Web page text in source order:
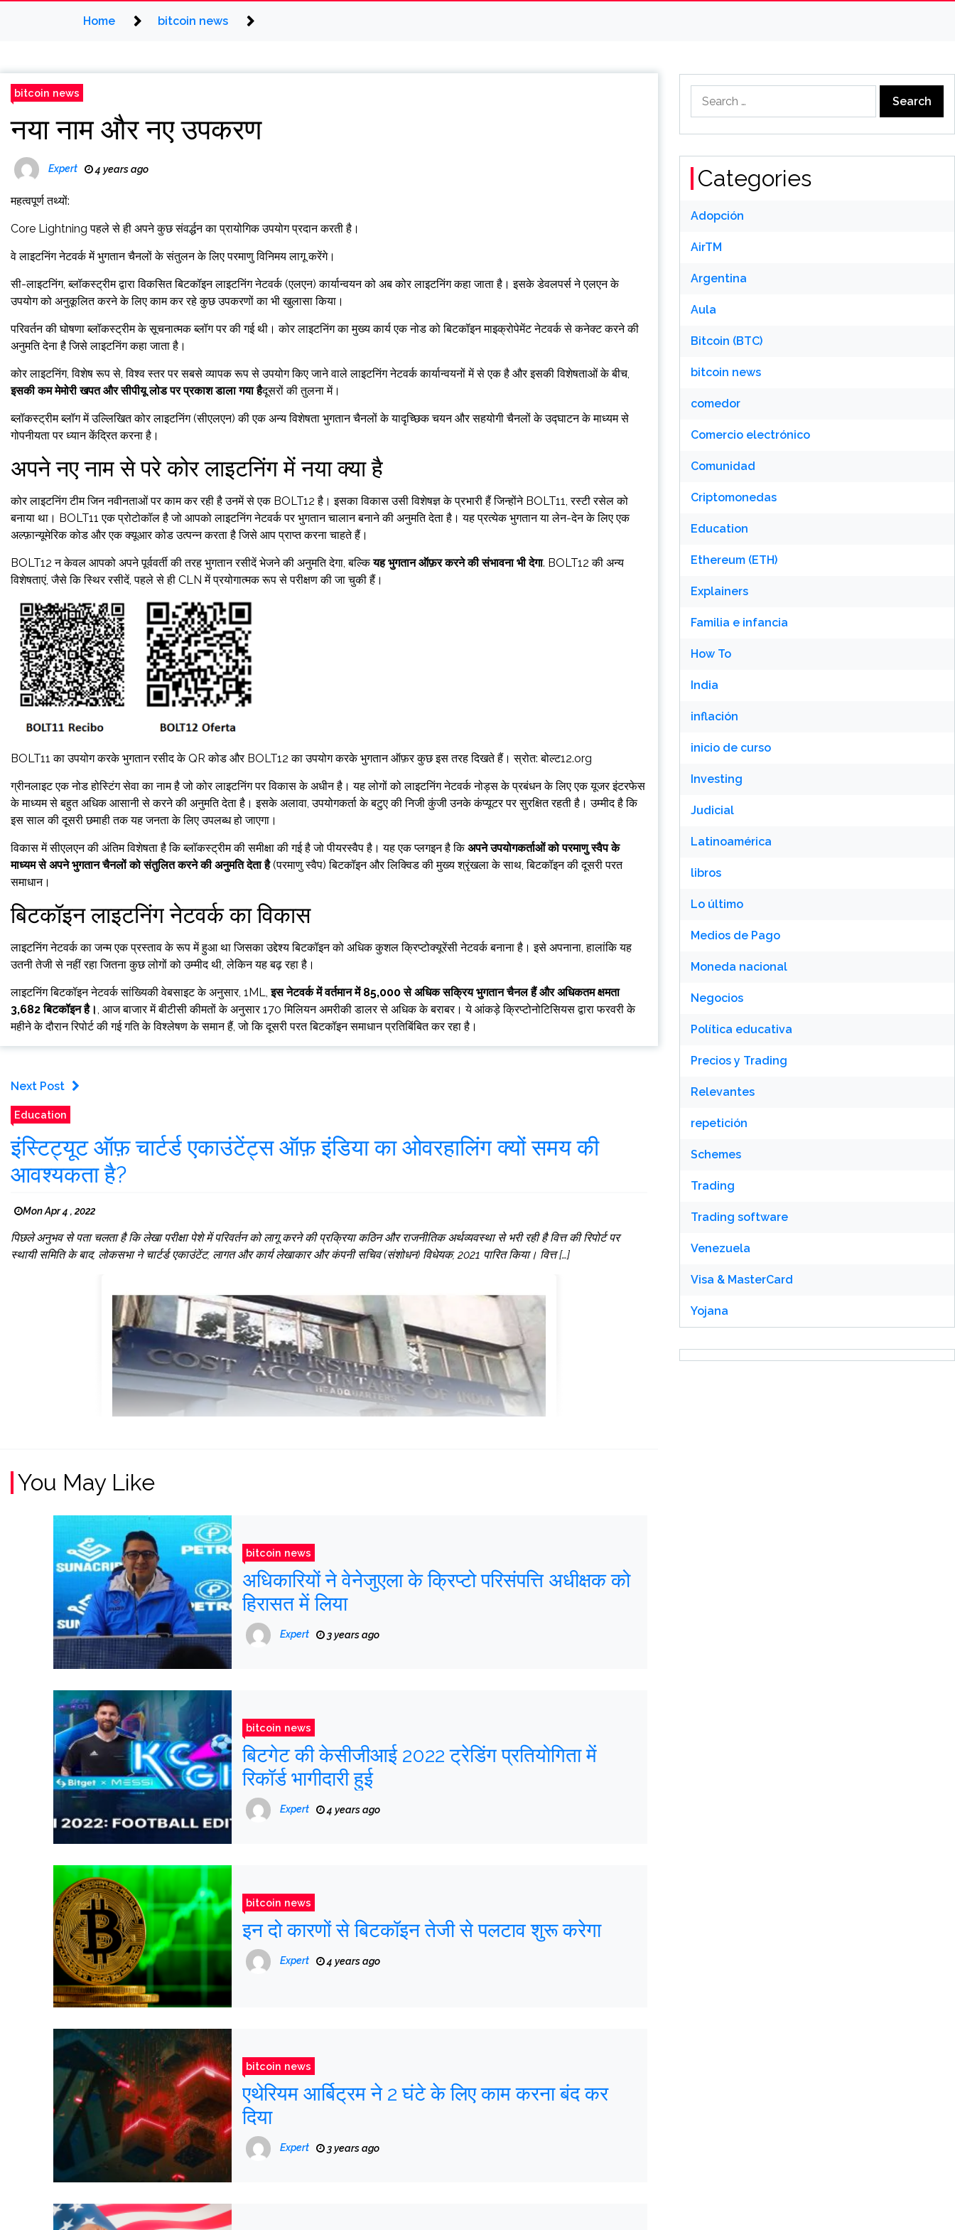
Home bitcoin news
bitcoin news
नया नाम और नए उपकरण
Expert 4 years ago
महत्वपूर्ण तथ्यों:
Core Lightning पहले से ही अपने कुछ संवर्द्धन का प्रायोगिक उपयोग प्रदान करती है।
वे लाइटनिंग नेटवर्क में भुगतान चैनलों के संतुलन के लिए परमाणु विनिमय लागू करेंगे।
सी-लाइटनिंग, ब्लॉकस्ट्रीम द्वारा विकसित बिटकॉइन लाइटनिंग नेटवर्क (एलएन) कार्यान्वयन को अब कोर लाइटनिंग कहा जाता है। इसके डेवलपर्स ने एलएन के
उपयोग को अनुकूलित करने के लिए काम कर रहे कुछ उपकरणों का भी खुलासा किया।
परिवर्तन की घोषणा ब्लॉकस्ट्रीम के सूचनात्मक ब्लॉग पर की गई थी। कोर लाइटनिंग का मुख्य कार्य एक नोड को बिटकॉइन माइक्रोपेमेंट नेटवर्क से कनेक्ट करने की
अनुमति देना है जिसे लाइटनिंग कहा जाता है।
कोर लाइटनिंग, विशेष रूप से, विश्व स्तर पर सबसे व्यापक रूप से उपयोग किए जाने वाले लाइटनिंग नेटवर्क कार्यान्वयनों में से एक है और इसकी विशेषताओं के बीच,
इसकी कम मेमोरी खपत और सीपीयू लोड पर प्रकाश डाला गया हैदूसरों की तुलना में।
ब्लॉकस्ट्रीम ब्लॉग में उल्लिखित कोर लाइटनिंग (सीएलएन) की एक अन्य विशेषता भुगतान चैनलों के यादृच्छिक चयन और सहयोगी चैनलों के उद्घाटन के माध्यम से
गोपनीयता पर ध्यान केंद्रित करना है।
अपने नए नाम से परे कोर लाइटनिंग में नया क्या है
कोर लाइटनिंग टीम जिन नवीनताओं पर काम कर रही है उनमें से एक BOLT12 है। इसका विकास उसी विशेषज्ञ के प्रभारी हैं जिन्होंने BOLT11, रस्टी रसेल को
बनाया था। BOLT11 एक प्रोटोकॉल है जो आपको लाइटनिंग नेटवर्क पर भुगतान चालान बनाने की अनुमति देता है। यह प्रत्येक भुगतान या लेन-देन के लिए एक
अल्फ़ान्यूमेरिक कोड और एक क्यूआर कोड उत्पन्न करता है जिसे आप प्राप्त करना चाहते हैं।
BOLT12 न केवल आपको अपने पूर्ववर्ती की तरह भुगतान रसीदें भेजने की अनुमति देगा, बल्कियह भुगतान ऑफ़र करने की संभावना भी देगा. BOLT12 की अन्य
विशेषताएं, जैसे कि स्थिर रसीदें, पहले से ही CLN में प्रयोगात्मक रूप से परीक्षण की जा चुकी हैं।
BOLT11 का उपयोग करके भुगतान रसीद के QR कोड और BOLT12 का उपयोग करके भुगतान ऑफ़र कुछ इस तरह दिखते हैं। स्रोत: बोल्ट12.org
ग्रीनलाइट एक नोड होस्टिंग सेवा का नाम है जो कोर लाइटनिंग पर विकास के अधीन है। यह लोगों को लाइटनिंग नेटवर्क नोड्स के प्रबंधन के लिए एक यूजर इंटरफेस
के माध्यम से बहुत अधिक आसानी से करने की अनुमति देता है। इसके अलावा, उपयोगकर्ता के बटुए की निजी कुंजी उनके कंप्यूटर पर सुरक्षित रहती है। उम्मीद है कि
इस साल की दूसरी छमाही तक यह जनता के लिए उपलब्ध हो जाएगा।
विकास में सीएलएन की अंतिम विशेषता है कि ब्लॉकस्ट्रीम की समीक्षा की गई है जो पीयरस्वैप है। यह एक प्लगइन है किअपने उपयोगकर्ताओं को परमाणु स्वैप के
माध्यम से अपने भुगतान चैनलों को संतुलित करने की अनुमति देता है(परमाणु स्वैप) बिटकॉइन और लिक्विड की मुख्य श्रृंखला के साथ, बिटकॉइन की दूसरी परत
समाधान।
बिटकॉइन लाइटनिंग नेटवर्क का विकास
लाइटनिंग नेटवर्क का जन्म एक प्रस्ताव के रूप में हुआ था जिसका उद्देश्य बिटकॉइन को अधिक कुशल क्रिप्टोक्यूरेंसी नेटवर्क बनाना है। इसे अपनाना, हालांकि यह
उतनी तेजी से नहीं रहा जितना कुछ लोगों को उम्मीद थी, लेकिन यह बढ़ रहा है।
लाइटनिंग बिटकॉइन नेटवर्क सांख्यिकी वेबसाइट के अनुसार, 1ML,इस नेटवर्क में वर्तमान में 85,000 से अधिक सक्रिय भुगतान चैनल हैं और अधिकतम क्षमता
3,682 बिटकॉइन है।, आज बाजार में बीटीसी कीमतों के अनुसार 170 मिलियन अमरीकी डालर से अधिक के बराबर। ये आंकड़े क्रिप्टोनोटिसियस द्वारा फरवरी के
महीने के दौरान रिपोर्ट की गई गति के विश्लेषण के समान हैं, जो कि दूसरी परत बिटकॉइन समाधान प्रतिबिंबित कर रहा है।
Next Post
Education
इंस्टिट्यूट ऑफ़ चार्टर्ड एकाउंटेंट्स ऑफ़ इंडिया का ओवरहालिंग क्यों समय की
आवश्यकता है?
Mon Apr 4 , 2022
पिछले अनुभव से पता चलता है कि लेखा परीक्षा पेशे में परिवर्तन को लागू करने की प्रक्रिया कठिन और राजनीतिक अर्थव्यवस्था से भरी रही है वित्त की रिपोर्ट पर
स्थायी समिति के बाद, लोकसभा ने चार्टर्ड एकाउंटेंट, लागत और कार्य लेखाकार और कंपनी सचिव (संशोधन) विधेयक, 2021 पारित किया। वित्त […]
You May Like
bitcoin news
अधिकारियों ने वेनेजुएला के क्रिप्टो परिसंपत्ति अधीक्षक को
हिरासत में लिया
Expert 3 years ago
bitcoin news
बिटगेट की केसीजीआई 2022 ट्रेडिंग प्रतियोगिता में
रिकॉर्ड भागीदारी हुई
Expert 4 years ago
bitcoin news
इन दो कारणों से बिटकॉइन तेजी से पलटाव शुरू करेगा
Expert 4 years ago
bitcoin news
एथेरियम आर्बिट्रम ने 2 घंटे के लिए काम करना बंद कर
दिया
Expert 3 years ago
for:
Categories
Adopción
AirTM
Argentina
Aula
Bitcoin (BTC)
bitcoin news
comedor
Comercio electrónico
Comunidad
Criptomonedas
Education
Ethereum (ETH)
Explainers
Familia e infancia
How To
India
inflación
inicio de curso
Investing
Judicial
Latinoamérica
libros
Lo último
Medios de Pago
Moneda nacional
Negocios
Política educativa
Precios y Trading
Relevantes
repetición
Schemes
Trading
Trading software
Venezuela
Visa & MasterCard
Yojana